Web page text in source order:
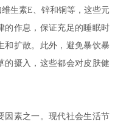
生素E、锌和铜等，这些元
的作息，保证充足的睡眠时
和扩散。此外，避免暴饮暴
的摄入，这些都会对皮肤健
素之一。现代社会生活节